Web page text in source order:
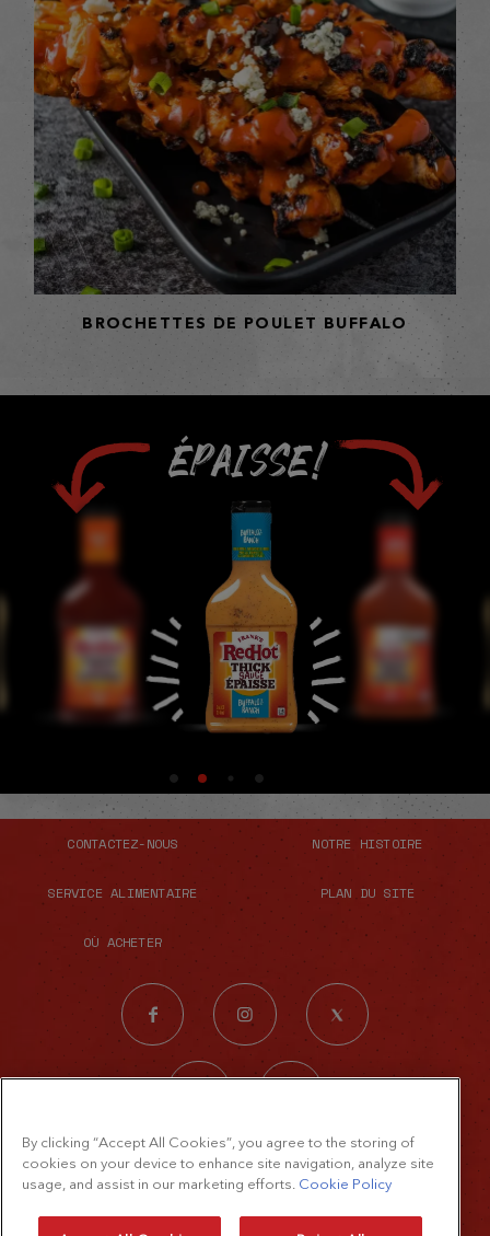
BROCHETTES DE POULET BUFFALO
ÉPAISSE!
CONTACTEZ-NOUS NOTRE HISTOIRE
SERVICE ALIMENTAIRE PLAN DU SITE
OÙ ACHETER
© 2026 The French's Food Company LLC.
Tous droits réservés
By clicking “Accept All Cookies”, you agree to the storing of
cookies on your device to enhance site navigation, analyze site
usage, and assist in our marketing efforts. Cookie Policy